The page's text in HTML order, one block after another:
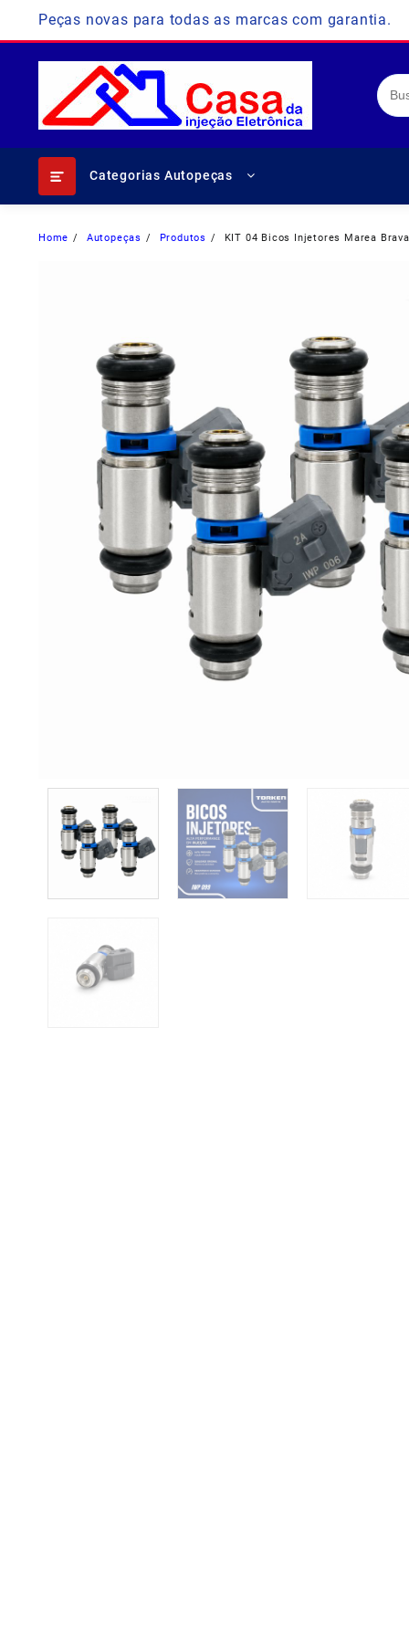
content
Peças novas para todas as marcas com garantia.
Categorias Autopeças
Home Autopeças Produtos KIT 04 Bicos Injetores Marea